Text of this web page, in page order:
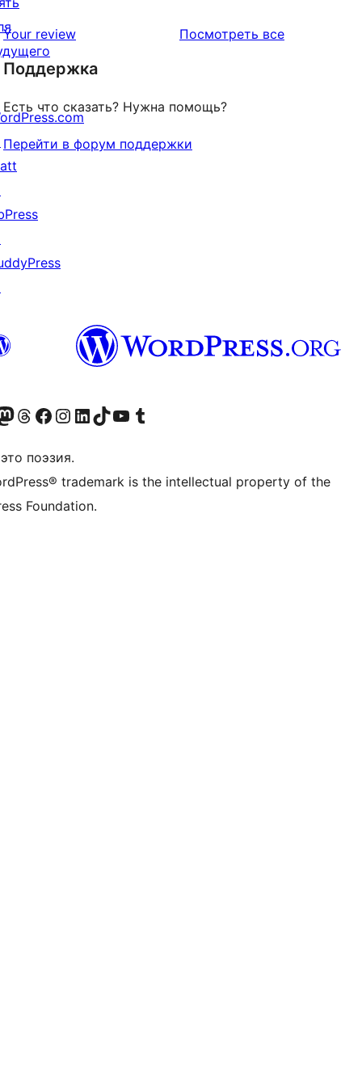
отзыв
1-
звездный
отзыв
Your review Посмотреть всеотзывы
Поддержка
Есть что сказать? Нужна помощь?
Перейти в форум поддержки
Twitter)
запись в Bluesky
нашу ленту в Mastodon
Посетите нашу учётную запись в Threads
Посетите нашу страницу на Facebook
Посетите наш Instagram
Посетите нашу страницу в LinkedIn
Посетите нашу учётную запись в TikTok
Посетите наш канал YouTube
Посетите нашу учётную запись в Tumblr
поэзия.
trademark is the intellectual property of the
Foundation.